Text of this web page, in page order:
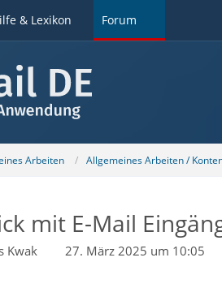
& Lexikon Forum
Arbeiten Allgemeines Arbeiten /
mit E-Mail
Kwak 27. März 2025 um 10:05